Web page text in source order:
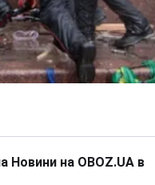
Новини на OBOZ.UA в